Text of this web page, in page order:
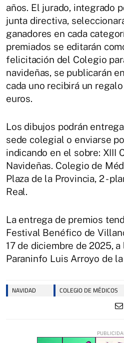
años. El jurado, integrado
junta directiva,
ganadores en cada
premiados se editarán
felicitación del Colegio
navideñas, se publicarán
cada uno recibirá un
euros.
Los dibujos podrán
sede colegial o enviarse
indicando en el sobre: XIII
Navideñas. Colegio de
Plaza de la Provincia, 2 -
Real.
La entrega de premios
Festival Benéfico de
17 de diciembre de 2025, a
Paraninfo Luis Arroyo de la
NAVIDAD COLEGIO DE MÉDICOS